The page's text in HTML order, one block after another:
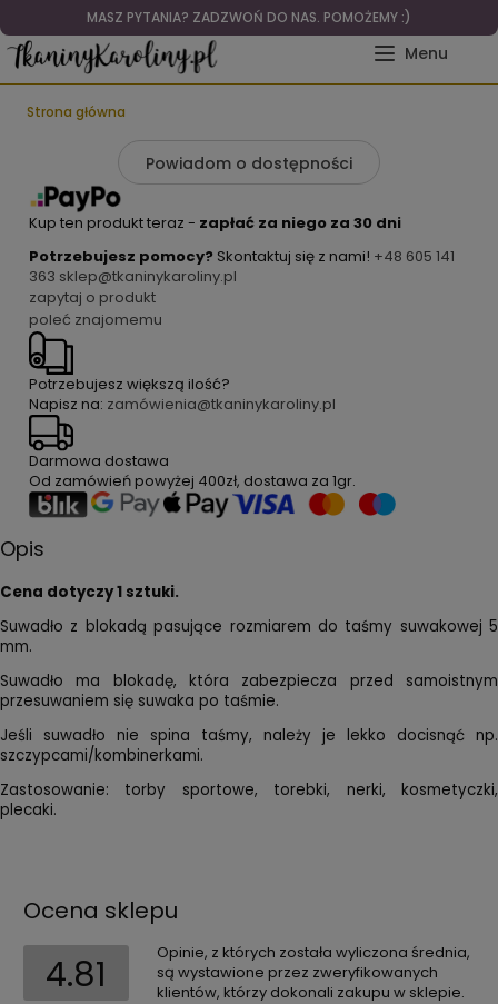
MASZ PYTANIA? ZADZWOŃ DO NAS. POMOŻEMY :)
Strona główna
Powiadom o dostępności
Kup ten produkt teraz - zapłać za niego za 30 dni
Potrzebujesz pomocy? Skontaktuj się z nami! +48 605 141
363 sklep@tkaninykaroliny.pl
zapytaj o produkt
poleć znajomemu
Potrzebujesz większą ilość?
Napisz na: zamówienia@tkaninykaroliny.pl
Darmowa dostawa
Od zamówień powyżej 400zł, dostawa za 1gr.
Opis
Cena dotyczy 1 sztuki.
Suwadło z blokadą pasujące rozmiarem do taśmy suwakowej 5
mm.
Suwadło ma blokadę, która zabezpiecza przed samoistnym
przesuwaniem się suwaka po taśmie.
Jeśli suwadło nie spina taśmy, należy je lekko docisnąć np.
szczypcami/kombinerkami.
Zastosowanie: torby sportowe, torebki, nerki, kosmetyczki,
plecaki.
Ocena sklepu
4.81
Opinie, z których została wyliczona średnia,
są wystawione przez zweryfikowanych
klientów, którzy dokonali zakupu w sklepie.